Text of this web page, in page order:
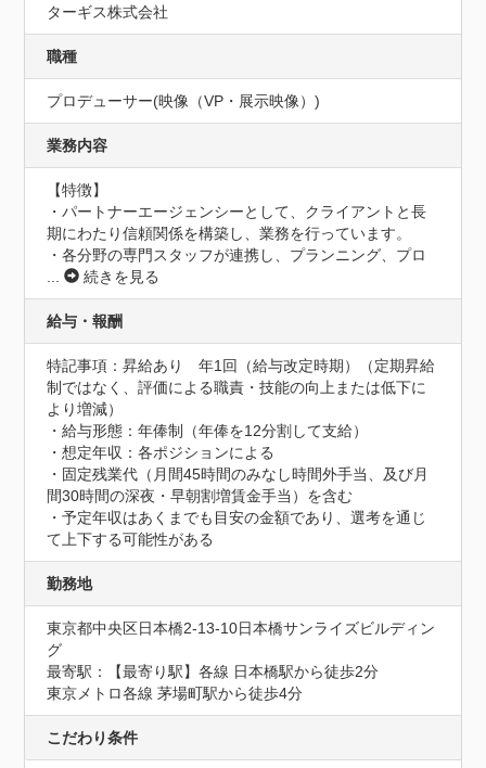
ターギス株式会社
職種
プロデューサー(映像（VP・展示映像）)
業務内容
【特徴】
・パートナーエージェンシーとして、クライアントと長
期にわたり信頼関係を構築し、業務を行っています。
・各分野の専門スタッフが連携し、プランニング、プロ
...
続きを見る
給与・報酬
特記事項：昇給あり　年1回（給与改定時期）（定期昇給
制ではなく、評価による職責・技能の向上または低下に
より増減）
・給与形態：年俸制（年俸を12分割して支給）
・想定年収：各ポジションによる
・固定残業代（月間45時間のみなし時間外手当、及び月
間30時間の深夜・早朝割増賃金手当）を含む
・予定年収はあくまでも目安の金額であり、選考を通じ
て上下する可能性がある
勤務地
東京都中央区日本橋2-13-10日本橋サンライズビルディン
グ
最寄駅：【最寄り駅】各線 日本橋駅から徒歩2分
東京メトロ各線 茅場町駅から徒歩4分
こだわり条件